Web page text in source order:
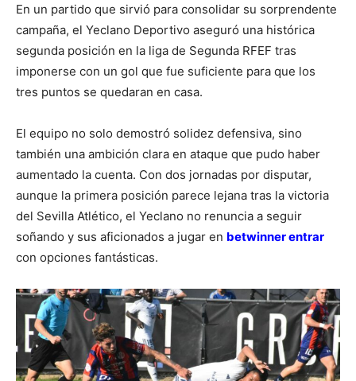
En un partido que sirvió para consolidar su sorprendente
campaña, el Yeclano Deportivo aseguró una histórica
segunda posición en la liga de Segunda RFEF tras
imponerse con un gol que fue suficiente para que los
tres puntos se quedaran en casa.
El equipo no solo demostró solidez defensiva, sino
también una ambición clara en ataque que pudo haber
aumentado la cuenta. Con dos jornadas por disputar,
aunque la primera posición parece lejana tras la victoria
del Sevilla Atlético, el Yeclano no renuncia a seguir
soñando y sus aficionados a jugar en betwinner entrar
con opciones fantásticas.